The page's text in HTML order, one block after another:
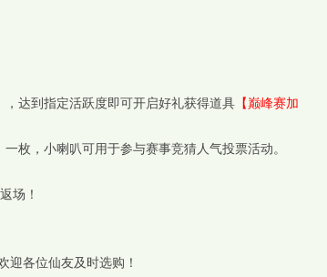
，达到指定活跃度即可开启好礼获得道具 【巅峰赛加
一枚，小喇叭可用于参与赛事竞猜人气投票活动。
场！
迎各位仙友及时选购！